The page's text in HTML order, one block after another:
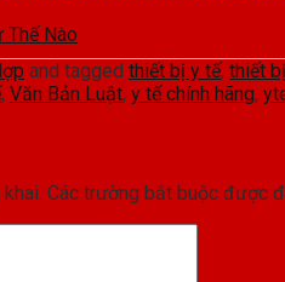
Thế Nào
and tagged thiết bị y tế, thiết
, Văn Bản Luật, y tế chính hãng,
Các trường bắt buộc được